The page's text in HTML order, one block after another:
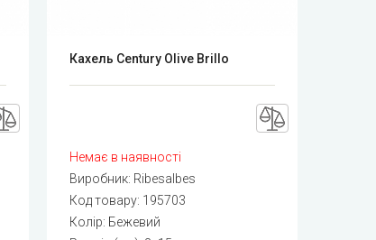
Кахель Century Olive Brillo
Немає в наявності
Виробник: Ribesalbes
Код товару: 195703
Колір: Бежевий